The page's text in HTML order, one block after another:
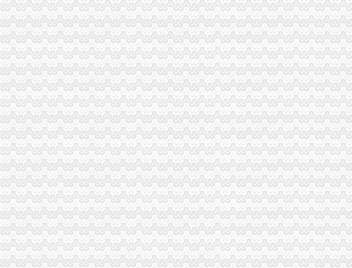
奉节局重庆分公司注销多管齐下整校园周边环境确保师生消费安全
秀山局北城所“四看一送检”重庆营业执照注销加中秋月饼市场监管
渝中区五家微型企业通过资本金补助评审
双桥局双路工商所查鲜肉家禽市重庆分公司注销场保秩序
南岸区消委会与家居企业索建立问题家居先行赔偿机制
市重庆公司注销局副局长李林对监管巡查体系改革推进工作提出四点要求
2011年端午节期间消费者申诉举报咨询处理况综述
市局对食品安全百日专项执法暨“双”重庆分公司注销行动开展况进行督导检查
南川消委会异地维权为消费者挽回经济损失78000元
酉局重庆公司注销查获质量不合格钢材货值5.5万元
潼南局查获一起“瘦身”重庆税务注销钢材案
武隆局重庆代办公司没收仿冒品货值近2万元
市重庆营业执照注销局机关成功召开妇女代表会议
波局重庆营业执照注销长对非公经济建工作提出六点要求
丰都县召开微型企业创业孵化园建设工作会
江北区“减、严、建、扶”重庆公司注销造微型企业健康发展“软环境”